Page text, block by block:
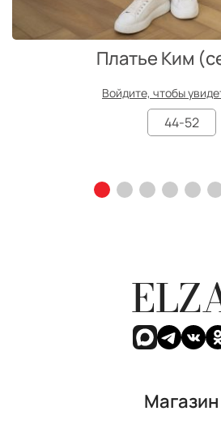
Платье Ким
Войдите, чтобы
44-52
Магазин